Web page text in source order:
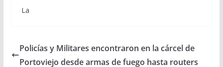
La
Policías y Militares encontraron en la cárcel de
Portoviejo desde armas de fuego hasta routers